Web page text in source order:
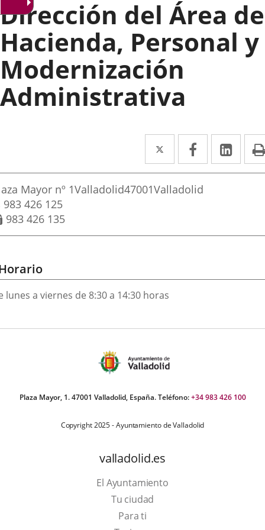
Dirección del Área de
Hacienda, Personal y
Modernización
Administrativa
Twitter
Enlace
a
una
Facebook
Enlace
a
una
a
Mayor nº 1Valladolid47001Valladolid
Phones
983 426 125
Fax
983 426 135
lunes a viernes de 8:30 a 14:30 horas
Plaza Mayor, 1. 47001 Valladolid, España. Teléfono:+34 983 426 100
Copyright 2025 - Ayuntamiento de Valladolid
valladolid.es
El Ayuntamiento
Tu ciudad
Para ti